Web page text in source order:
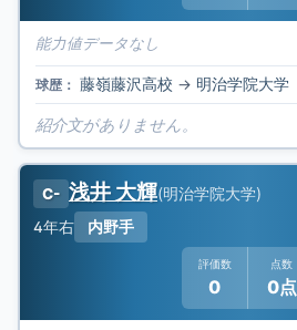
能力値データなし
球歴： 藤嶺藤沢高校 → 明治学院大学
紹介文がありません。
C- 浅井 大輝(明治学院大学)
4年右 内野手
評価数
0
点数
0点